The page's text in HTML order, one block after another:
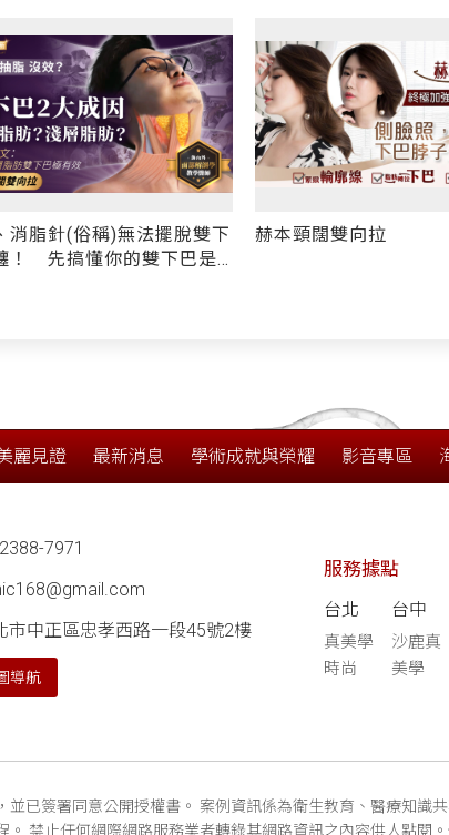
消脂針(俗稱)無法擺脫雙下
！ 先搞懂你的雙下巴是
赫本頸闊雙向拉
麗見證 最新消息 學術成就與榮耀 影音專區
7971
市中正區忠孝西路一段45號2樓
導航
服務據點
台北
真美學
時尚
台中
沙鹿真
美學
已簽署同意公開授權書。 案例資訊係為衛生教育、醫療知識
禁止任何網際網路服務業者轉錄其網路資訊之內容供人點閱